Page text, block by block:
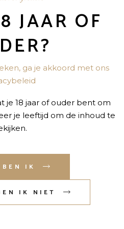
JAAR OF
ga je akkoord met ons
je 18 jaar of ouder bent om
je leeftijd om de inhoud te
IK
IK NIET
velden zijn gemarkeerd met